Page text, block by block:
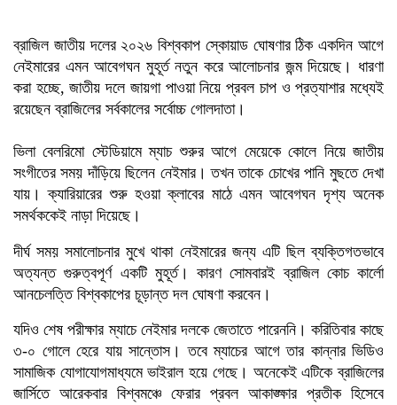
ব্রাজিল জাতীয় দলের ২০২৬ বিশ্বকাপ স্কোয়াড ঘোষণার ঠিক একদিন আগে
নেইমারের এমন আবেগঘন মুহূর্ত নতুন করে আলোচনার জন্ম দিয়েছে। ধারণা
করা হচ্ছে, জাতীয় দলে জায়গা পাওয়া নিয়ে প্রবল চাপ ও প্রত্যাশার মধ্যেই
রয়েছেন ব্রাজিলের সর্বকালের সর্বোচ্চ গোলদাতা।
ভিলা বেলরিমো স্টেডিয়ামে ম্যাচ শুরুর আগে মেয়েকে কোলে নিয়ে জাতীয়
সংগীতের সময় দাঁড়িয়ে ছিলেন নেইমার। তখন তাকে চোখের পানি মুছতে দেখা
যায়। ক্যারিয়ারের শুরু হওয়া ক্লাবের মাঠে এমন আবেগঘন দৃশ্য অনেক
সমর্থককেই নাড়া দিয়েছে।
দীর্ঘ সময় সমালোচনার মুখে থাকা নেইমারের জন্য এটি ছিল ব্যক্তিগতভাবে
অত্যন্ত গুরুত্বপূর্ণ একটি মুহূর্ত। কারণ সোমবারই ব্রাজিল কোচ কার্লো
আনচেলত্তি বিশ্বকাপের চূড়ান্ত দল ঘোষণা করবেন।
যদিও শেষ পরীক্ষার ম্যাচে নেইমার দলকে জেতাতে পারেননি। করিতিবার কাছে
৩-০ গোলে হেরে যায় সান্তোস। তবে ম্যাচের আগে তার কান্নার ভিডিও
সামাজিক যোগাযোগমাধ্যমে ভাইরাল হয়ে গেছে। অনেকেই এটিকে ব্রাজিলের
জার্সিতে আরেকবার বিশ্বমঞ্চে ফেরার প্রবল আকাঙ্ক্ষার প্রতীক হিসেবে